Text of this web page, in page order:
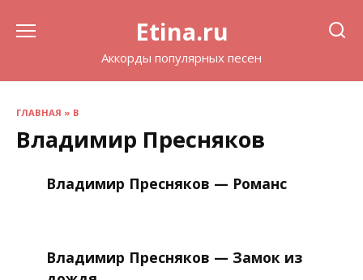
Etina.ru
Аккорды популярных песен
ГЛАВНАЯ » В
Владимир Пресняков
Владимир Пресняков — Романс
Владимир Пресняков — Замок из